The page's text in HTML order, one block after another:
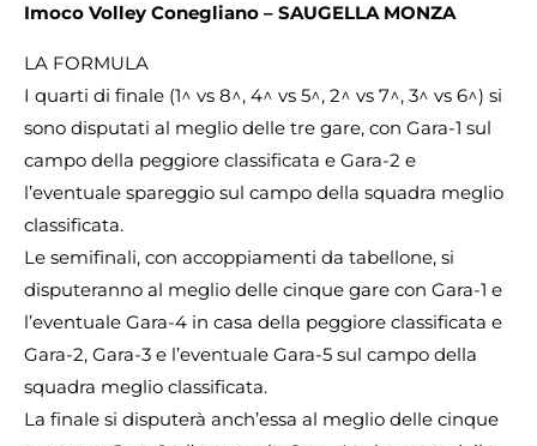
Imoco Volley Conegliano – SAUGELLA MONZA
LA FORMULA
I quarti di finale (1^ vs 8^, 4^ vs 5^, 2^ vs 7^, 3^ vs 6^) si
sono disputati al meglio delle tre gare, con Gara-1 sul
campo della peggiore classificata e Gara-2 e
l’eventuale spareggio sul campo della squadra meglio
classificata.
Le semifinali, con accoppiamenti da tabellone, si
disputeranno al meglio delle cinque gare con Gara-1 e
l’eventuale Gara-4 in casa della peggiore classificata e
Gara-2, Gara-3 e l’eventuale Gara-5 sul campo della
squadra meglio classificata.
La finale si disputerà anch’essa al meglio delle cinque